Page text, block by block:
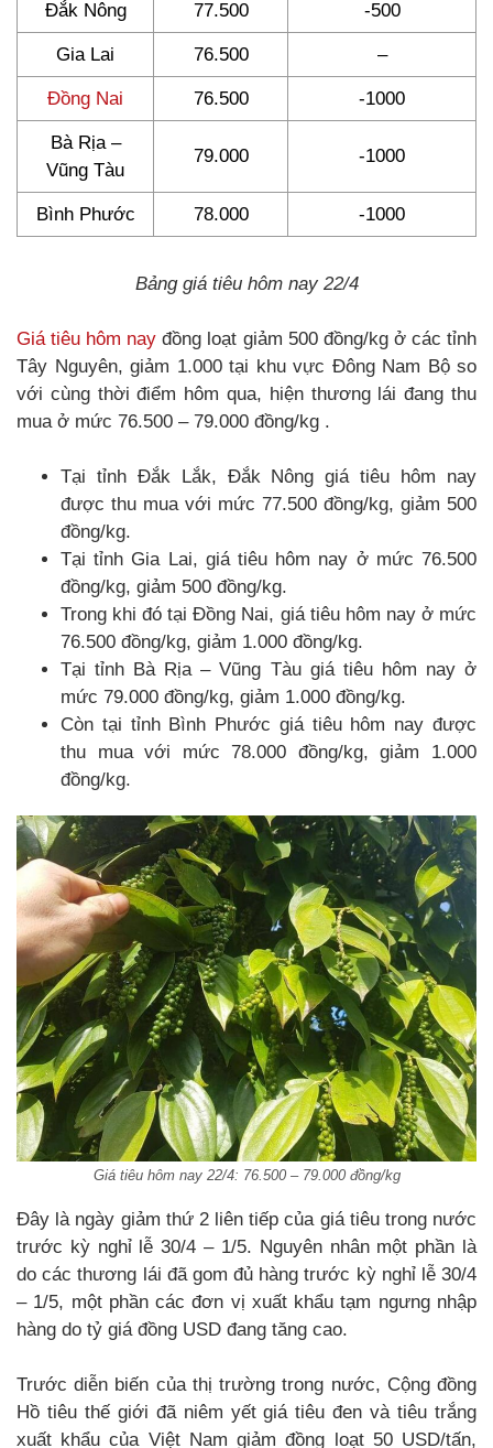
Đắk Nông 77.500 -500
Gia Lai 76.500 –
Đồng Nai 76.500 -1000
Bà Rịa –
Vũng Tàu
79.000 -1000
Bình Phước 78.000 -1000
Bảng giá tiêu hôm nay 22/4
Giá tiêu hôm nay đồng loạt giảm 500 đồng/kg ở các tỉnh
Tây Nguyên, giảm 1.000 tại khu vực Đông Nam Bộ so
với cùng thời điểm hôm qua, hiện thương lái đang thu
mua ở mức 76.500 – 79.000 đồng/kg .
Tại tỉnh Đắk Lắk, Đắk Nông giá tiêu hôm nay
được thu mua với mức 77.500 đồng/kg, giảm 500
đồng/kg.
Tại tỉnh Gia Lai, giá tiêu hôm nay ở mức 76.500
đồng/kg, giảm 500 đồng/kg.
Trong khi đó tại Đồng Nai, giá tiêu hôm nay ở mức
76.500 đồng/kg, giảm 1.000 đồng/kg.
Tại tỉnh Bà Rịa – Vũng Tàu giá tiêu hôm nay ở
mức 79.000 đồng/kg, giảm 1.000 đồng/kg.
Còn tại tỉnh Bình Phước giá tiêu hôm nay được
thu mua với mức 78.000 đồng/kg, giảm 1.000
đồng/kg.
Giá tiêu hôm nay 22/4: 76.500 – 79.000 đồng/kg
Đây là ngày giảm thứ 2 liên tiếp của giá tiêu trong nước
trước kỳ nghỉ lễ 30/4 – 1/5. Nguyên nhân một phần là
do các thương lái đã gom đủ hàng trước kỳ nghỉ lễ 30/4
– 1/5, một phần các đơn vị xuất khẩu tạm ngưng nhập
hàng do tỷ giá đồng USD đang tăng cao.
Trước diễn biến của thị trường trong nước, Cộng đồng
Hồ tiêu thế giới đã niêm yết giá tiêu đen và tiêu trắng
xuất khẩu của Việt Nam giảm đồng loạt 50 USD/tấn,